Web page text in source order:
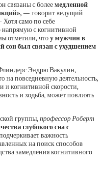
связаны с болеемедленной
— говорит ведущий
само по себе
напрямую с когнитивной
отметили, чтоу мужчин в
сон был связан с ухудшением
Эндрю Вакулин,
на повседневную деятельность,
когнитивной скорости,
и ходьба, может повлиять
группы,профессор Роберт
глубокого сна с
важность
на поиск способов
замедления когнитивного